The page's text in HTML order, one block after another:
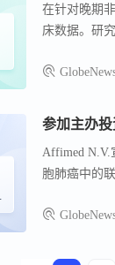
在针对晚期
床数据。研
36%的患者
表现出良好
AFM24的1
参加主办
Affimed N.V.
胞肺癌中的
段免疫肿瘤